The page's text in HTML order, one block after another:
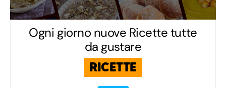
Ogni giorno nuove Ricette tutte
da gustare
RICETTE